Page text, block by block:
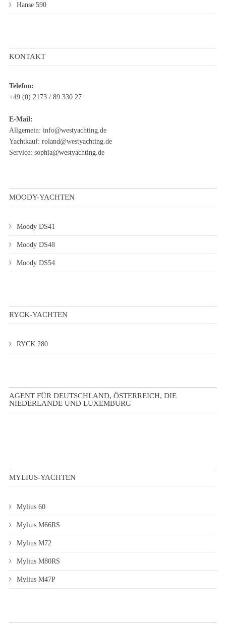
Hanse 590
KONTAKT
Telefon:
+49 (0) 2173 / 89 330 27
E-Mail:
Allgemein: info@westyachting.de
Yachtkauf: roland@westyachting.de
Service: sophia@westyachting.de
MOODY-YACHTEN
Moody DS41
Moody DS48
Moody DS54
RYCK-YACHTEN
RYCK 280
AGENT FÜR DEUTSCHLAND, ÖSTERREICH, DIE
NIEDERLANDE UND LUXEMBURG
MYLIUS-YACHTEN
Mylius 60
Mylius M66RS
Mylius M72
Mylius M80RS
Mylius M47P